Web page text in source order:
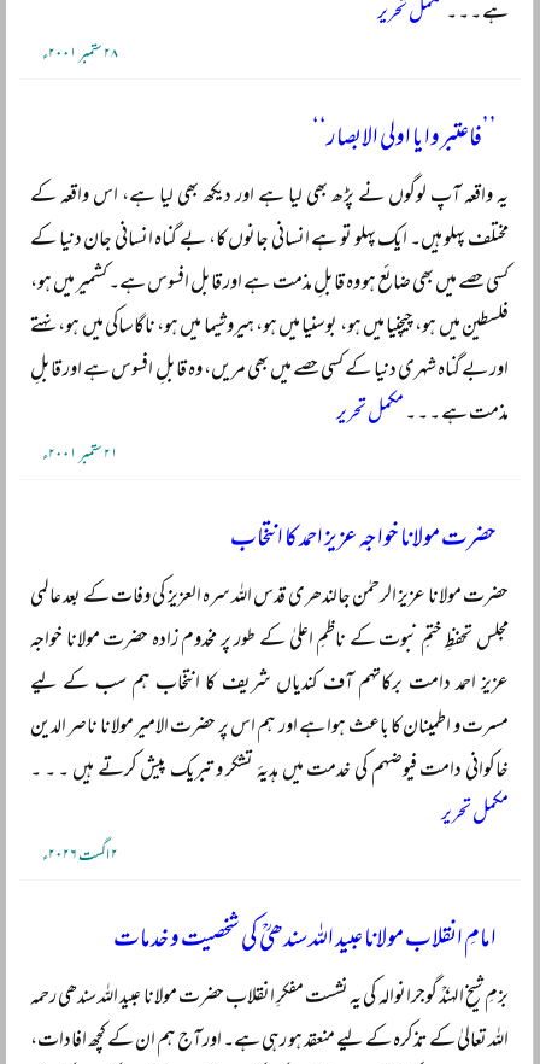
ہے ۔ ۔ ۔ مکمل تحریر
۲۸ ستمبر ۲۰۰۱ء
’’فاعتبروا يا اولی الابصار‘‘
یہ واقعہ آپ لوگوں نے پڑھ بھی لیا ہے اور دیکھ بھی لیا ہے، اس واقعہ کے
مختلف پہلو ہیں۔ ایک پہلو تو ہے انسانی جانوں کا، بے گناہ انسانی جان دنیا کے
کسی حصے میں بھی ضائع ہو وہ قابلِ مذمت ہے اور قابل افسوس ہے۔ کشمیر میں ہو،
فلسطین میں ہو، چیچنیا میں ہو، بوسنیا میں ہو، ہیروشیما میں ہو، ناگاساکی میں ہو، نہتے
اور بے گناہ شہری دنیا کے کسی حصے میں بھی مریں، وہ قابلِ افسوس ہے اور قابلِ
مذمت ہے ۔ ۔ ۔ مکمل تحریر
۲۱ ستمبر ۲۰۰۱ء
حضرت مولانا خواجہ عزیز احمد کا انتخاب
حضرت مولانا عزیز الرحمٰن جالندھری قدس اللہ سرہ العزیز کی وفات کے بعد عالمی
مجلس تحفظِ ختمِ نبوت کے ناظمِ اعلیٰ کے طور پر مخدوم زادہ حضرت مولانا خواجہ
عزیز احمد دامت برکاتہم آف کندیاں شریف کا انتخاب ہم سب کے لیے
مسرت و اطمینان کا باعث ہوا ہے اور ہم اس پر حضرت الامیر مولانا ناصر الدین
خاکوانی دامت فیوضہم کی خدمت میں ہدیۂ تشکر و تبریک پیش کرتے ہیں ۔ ۔ ۔
مکمل تحریر
۲ اگست ۲۰۲۶ء
امامِ انقلاب مولانا عبید اللہ سندھیؒ کی شخصیت و خدمات
بزمِ شیخ الہندؒ گوجرانوالہ کی یہ نشست مفکرِ انقلاب حضرت مولانا عبید اللہ سندھی رحمہ
اللہ تعالیٰ کے تذکرہ کے لیے منعقد ہو رہی ہے۔ اور آج ہم ان کے کچھ افادات،